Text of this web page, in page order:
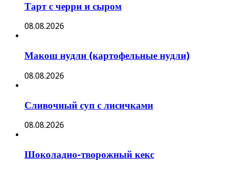
Тарт с черри и сыром
08.08.2026
Макош нудли (картофельные нудли)
08.08.2026
Сливочный суп с лисичками
08.08.2026
Шоколадно-творожный кекс